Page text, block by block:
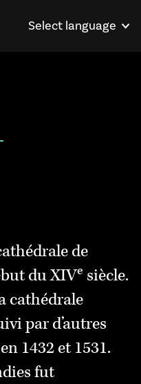
Select language
de
du XIVe siècle.
cathédrale
par d’autres
1432 et 1531.
fut